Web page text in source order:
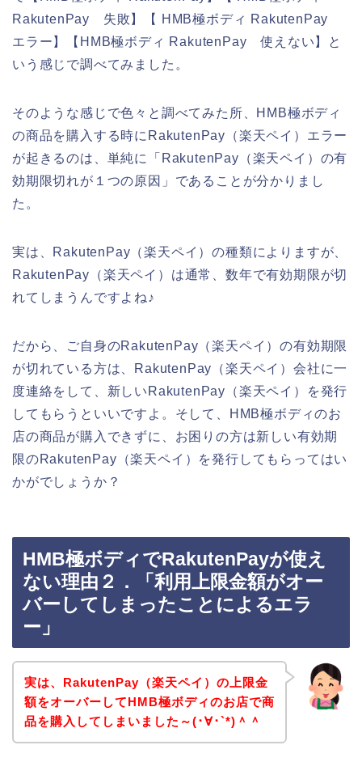
RakutenPay 失敗】【 HMB極ボディ RakutenPay
エラー】【HMB極ボディ RakutenPay 使えない】と
いう感じで調べてみました。
そのような感じで色々と調べてみた所、HMB極ボディ
の商品を購入する時にRakutenPay（楽天ペイ）エラー
が起きるのは、単純に「RakutenPay（楽天ペイ）の有
効期限切れが１つの原因」であることが分かりまし
た。
実は、RakutenPay（楽天ペイ）の種類によりますが、
RakutenPay（楽天ペイ）は通常、数年で有効期限が切
れてしまうんですよね♪
だから、ご自身のRakutenPay（楽天ペイ）の有効期限
が切れている方は、RakutenPay（楽天ペイ）会社に一
度連絡をして、新しいRakutenPay（楽天ペイ）を発行
してもらうといいですよ。そして、HMB極ボディのお
店の商品が購入できずに、お困りの方は新しい有効期
限のRakutenPay（楽天ペイ）を発行してもらってはい
かがでしょうか？
HMB極ボディでRakutenPayが使え
ない理由２．「利用上限金額がオー
バーしてしまったことによるエラ
ー」
実は、RakutenPay（楽天ペイ）の上限金
額をオーバーしてHMB極ボディのお店で商
品を購入してしまいました～(･∀･`*)＾＾